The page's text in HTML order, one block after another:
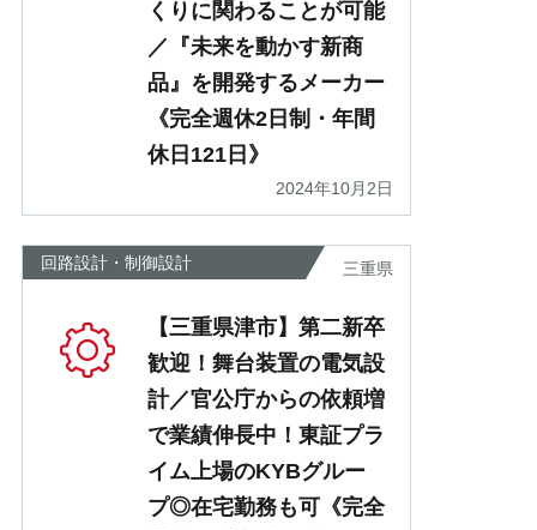
くりに関わることが可能
／『未来を動かす新商
品』を開発するメーカー
《完全週休2日制・年間
休日121日》
2024年10月2日
回路設計・制御設計 三重県
【三重県津市】第二新卒
歓迎！舞台装置の電気設
計／官公庁からの依頼増
で業績伸長中！東証プラ
イム上場のKYBグルー
プ◎在宅勤務も可《完全